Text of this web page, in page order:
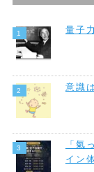
量子
意識
「氣
イン